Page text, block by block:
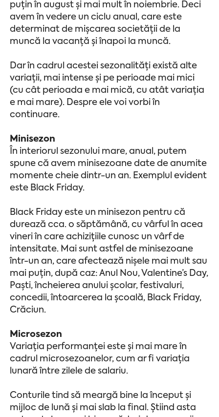
puțin în august și mai mult în noiembrie. Deci
avem în vedere un ciclu anual, care este
determinat de mișcarea societății de la
muncă la vacanță și înapoi la muncă.
Dar în cadrul acestei sezonalități există alte
variații, mai intense și pe perioade mai mici
(cu cât perioada e mai mică, cu atât variația
e mai mare). Despre ele voi vorbi în
continuare.
Minisezon
În interiorul sezonului mare, anual, putem
spune că avem minisezoane date de anumite
momente cheie dintr-un an. Exemplul evident
este Black Friday.
Black Friday este un minisezon pentru că
durează cca. o săptămână, cu vârful în acea
vineri în care achizițiile cunosc un vârf de
intensitate. Mai sunt astfel de minisezoane
într-un an, care afectează nișele mai mult sau
mai puțin, după caz: Anul Nou, Valentine’s Day,
Paști, încheierea anului școlar, festivaluri,
concedii, întoarcerea la școală, Black Friday,
Crăciun.
Microsezon
Variația performanței este și mai mare în
cadrul microsezoanelor, cum ar fi variația
lunară între zilele de salariu.
Conturile tind să meargă bine la început și
mijloc de lună și mai slab la final. Știind asta